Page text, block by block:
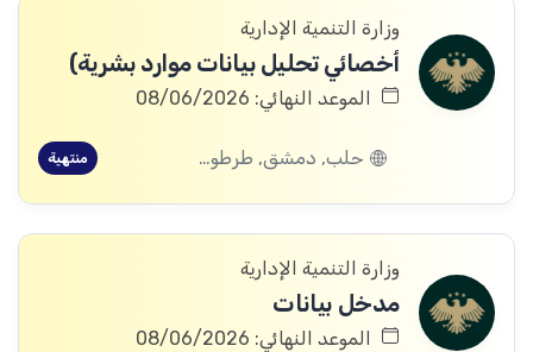
وزارة التنمية الإدارية
أخصائي تحليل بيانات موارد بشرية)
الموعد النهائي: 08/06/2026
حلب, دمشق, طرطوس, ريف دمشق, ديرالزور, درعا, إدلب, القنيطرة, اللاذقية, الرقة, حمص, الحسكة, حماة منتهية
وزارة التنمية الإدارية
مدخل بيانات
الموعد النهائي: 08/06/2026